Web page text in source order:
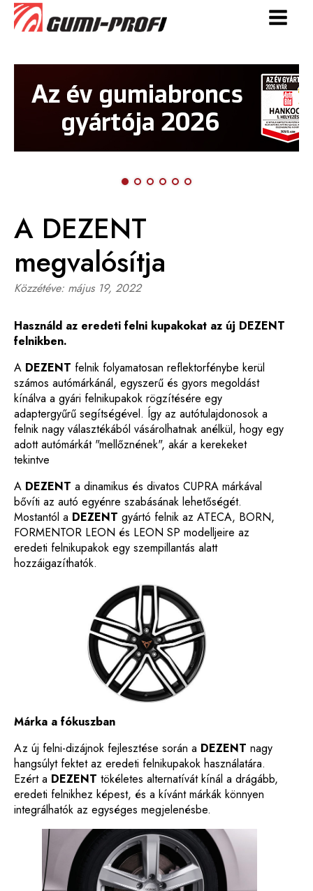
A DEZENT
megvalósítja
Közzétéve: május 19, 2022
Használd az eredeti felni kupakokat az új DEZENT
felnikben.
A DEZENT felnik folyamatosan reflektorfénybe kerül
számos autómárkánál, egyszerű és gyors megoldást
kínálva a gyári felnikupakok rögzítésére egy
adaptergyűrű segítségével. Így az autótulajdonosok a
felnik nagy választékából vásárolhatnak anélkül, hogy egy
adott autómárkát "mellőznének", akár a kerekeket
tekintve
A DEZENT a dinamikus és divatos CUPRA márkával
bővíti az autó egyénre szabásának lehetőségét.
Mostantól a DEZENT gyártó felnik az ATECA, BORN,
FORMENTOR LEON és LEON SP modelljeire az
eredeti felnikupakok egy szempillantás alatt
hozzáigazíthatók.
Márka a fókuszban
Az új felni-dizájnok fejlesztése során a DEZENT nagy
hangsúlyt fektet az eredeti felnikupakok használatára.
Ezért a DEZENT tökéletes alternatívát kínál a drágább,
eredeti felnikhez képest, és a kívánt márkák könnyen
integrálhatók az egységes megjelenésbe.